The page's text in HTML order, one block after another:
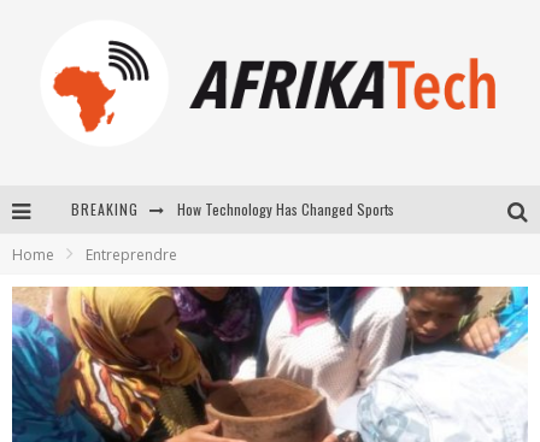
BREAKING
New to online sports betting? Consider These Tips to Play Your First Online Sports Betting Successfully
How Technology Has Changed Sports
Home Entreprendre